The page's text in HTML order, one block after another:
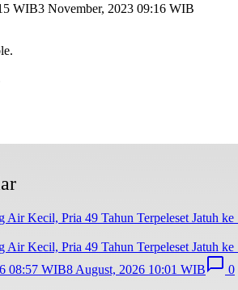
WIB3 November, 2023 09:16 WIB
Air Kecil, Pria 49 Tahun Terpeleset Jatuh
08:57 WIB8 August, 2026 10:01 WIB 0